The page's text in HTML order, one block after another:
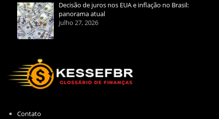
Decisão de juros nos EUA e inflação no Brasil:
panorama atual
julho 27, 2026
Contato